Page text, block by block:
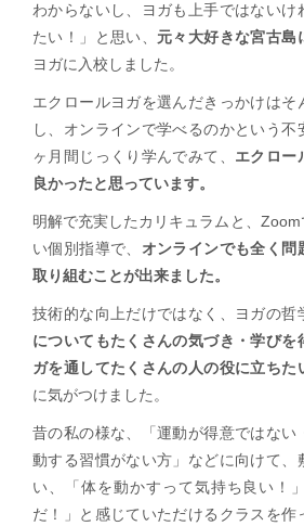
わからないし、ヨガも上手ではないけ
たい！」と思い、 元々大好きな宮古島
ヨガに入校しました。
エクロールヨガを選んだきっかけはそ
し、オンラインで学べるのかという不
ヶ月間じっくり学んでみて、 エクロー
良かったと思っています。
明解で充実したカリキュラムと、
い個別指導で、 オンラインでも全く問
取り組むことが出来ました。
技術的な向上だけではなく、ヨガの哲
についてもたくさんの気づき・学びを
ガを通してたくさんの人の役に立ちた
に気がつけました。
昔の私の様な、「運動が得意ではない
動する習慣がない方」などに向けて、
い、「体を動かすって気持ち良い！
だ！」と感じていただけるクラスを作